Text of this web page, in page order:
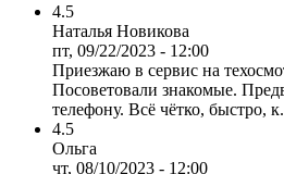
4.5
Наталья Новикова
пт, 09/22/2023 - 12:00
Приезжаю в сервис на
Посоветовали знакомые.
телефону. Всё чётко, быстро,
4.5
Ольга
чт, 08/10/2023 - 12:00